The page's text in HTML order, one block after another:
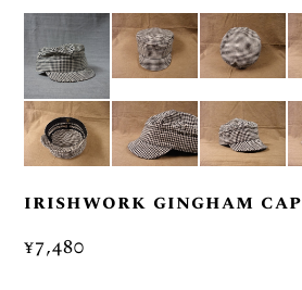
irishwork gingham cap
¥7,480